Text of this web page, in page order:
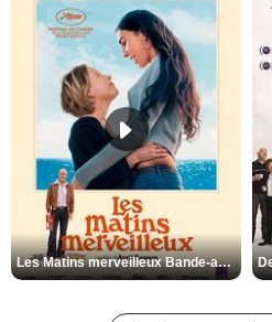
Les Matins merveilleux Bande-annonce VF